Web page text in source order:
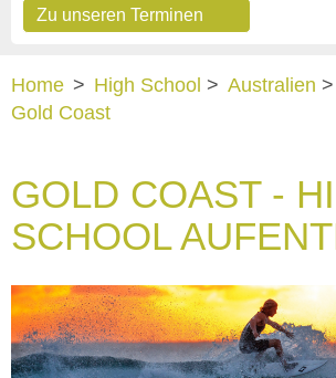
Zu unseren Terminen
Home > High School > Australien >
Gold Coast
GOLD COAST -
SCHOOL